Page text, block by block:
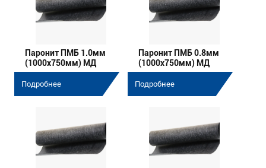
Паронит ПМБ 1.0мм
(1000х750мм) МД
Подробнее
Паронит ПМБ 0.8мм
(1000х750мм) МД
Подробнее